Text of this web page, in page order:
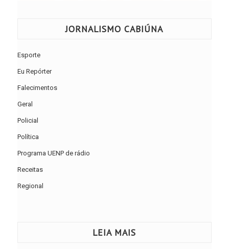
JORNALISMO CABIÚNA
Esporte
Eu Repórter
Falecimentos
Geral
Policial
Política
Programa UENP de rádio
Receitas
Regional
LEIA MAIS